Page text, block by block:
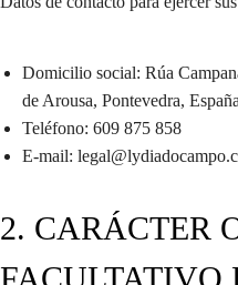
Domicilio social: Rúa
de Arousa, Pontevedra, España
Teléfono: 609 875 858
E-mail:
2. CARÁCTER
FACULTATIVO